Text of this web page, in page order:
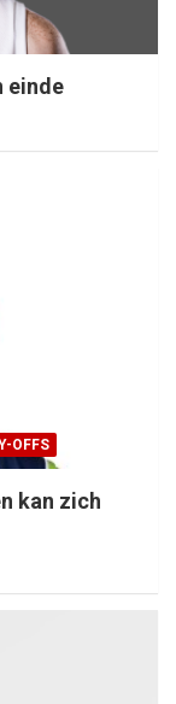
einde
OFFS
kan zich